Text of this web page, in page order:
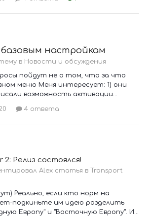
настройкам
в Новости и обсуждения
пойдут не о том, что за что
меню Меня интересует: 1) они
возможность активации...
4 ответа
2: Релиз состоялся!
Alex статья в
Transport
Реально, если кто норм на
подкиньте им идею разделить
Европу" и "Восточную Европу". И...